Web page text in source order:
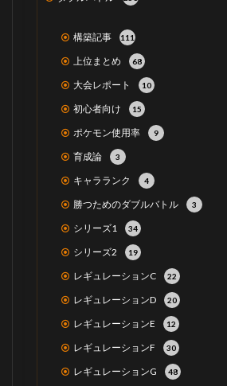
構築記事 111
上位まとめ 68
大会レポート 10
初心者向け 15
ポケモン使用率 9
育成論 3
キャラランク 4
勝つためのダブルバトル 3
シリーズ1 34
シリーズ2 19
レギュレーションC 22
レギュレーションD 20
レギュレーションE 12
レギュレーションF 30
レギュレーションG 48